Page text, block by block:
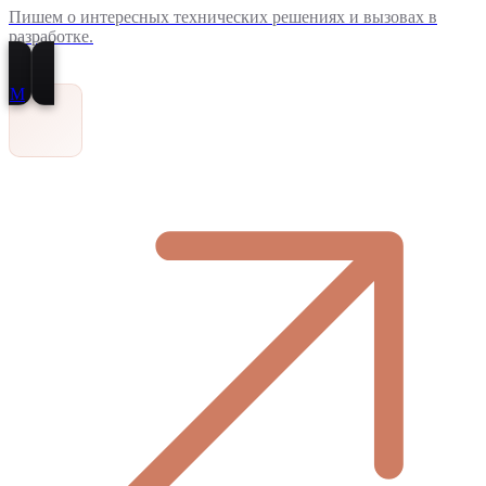
Пишем о интересных технических решениях и вызовах в
разработке.
M